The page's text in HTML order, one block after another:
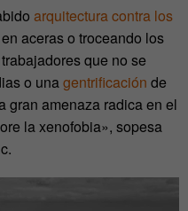
arquitectura contra los
aceras o troceando los
que no se
o unagentrificación de
gran amenaza radica en el
la xenofobia», sopesa